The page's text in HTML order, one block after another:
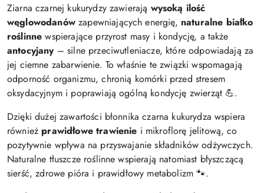
Ziarna czarnej kukurydzy zawierają wysoką ilość
węglowodanówzapewniających energię, naturalne białko
roślinne wspierające przyrost masy i kondycję, a także
antocyjany– silne przeciwutleniacze, które odpowiadają za
jej ciemne zabarwienie. To właśnie te związki wspomagają
odporność organizmu, chronią komórki przed stresem
oksydacyjnym i poprawiają ogólną kondycję zwierząt 💪.
Dzięki dużej zawartości błonnika czarna kukurydza wspiera
również prawidłowe trawienie i mikroflorę jelitową, co
pozytywnie wpływa na przyswajanie składników odżywczych.
Naturalne tłuszcze roślinne wspierają natomiast błyszczącą
sierść, zdrowe pióra i prawidłowy metabolizm 🐾.